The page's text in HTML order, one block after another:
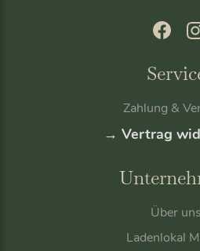
Zahlung &
→ Vertrag
Über uns
Ladenlokal